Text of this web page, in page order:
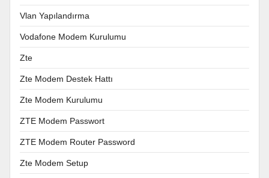
Vlan Yapılandırma
Vodafone Modem Kurulumu
Zte
Zte Modem Destek Hattı
Zte Modem Kurulumu
ZTE Modem Passwort
ZTE Modem Router Password
Zte Modem Setup